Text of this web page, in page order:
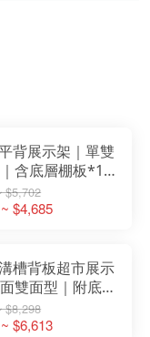
背展示架｜單雙
含底層棚板*1
｜超市百貨專用
$5,702
$4,685
槽背板超市展示
雙面型｜附底層
賣場槽板｜溝
五金
$8,298
$6,613